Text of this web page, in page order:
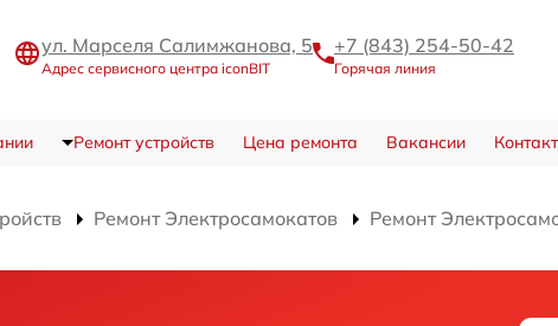
ул. Марселя Салимжанова, 5
Адрес сервисного центра iconBIT
+7 (843) 254-50-42
Горячая линия
Ремонт устройств Цена ремонта Вакансии
Ремонт Электросамокатов Ремонт